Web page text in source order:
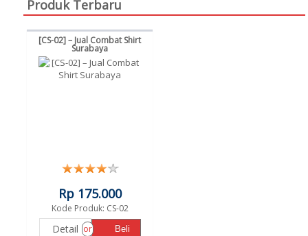
Produk Terbaru
[CS-02] – Jual Combat Shirt
Surabaya
Rp 175.000
Kode Produk: CS-02
Detail or Beli